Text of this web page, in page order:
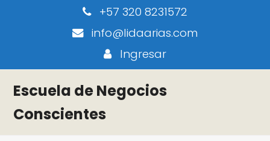
+57 320 8231572
info@lidaarias.com
Ingresar
Escuela de Negocios
Conscientes